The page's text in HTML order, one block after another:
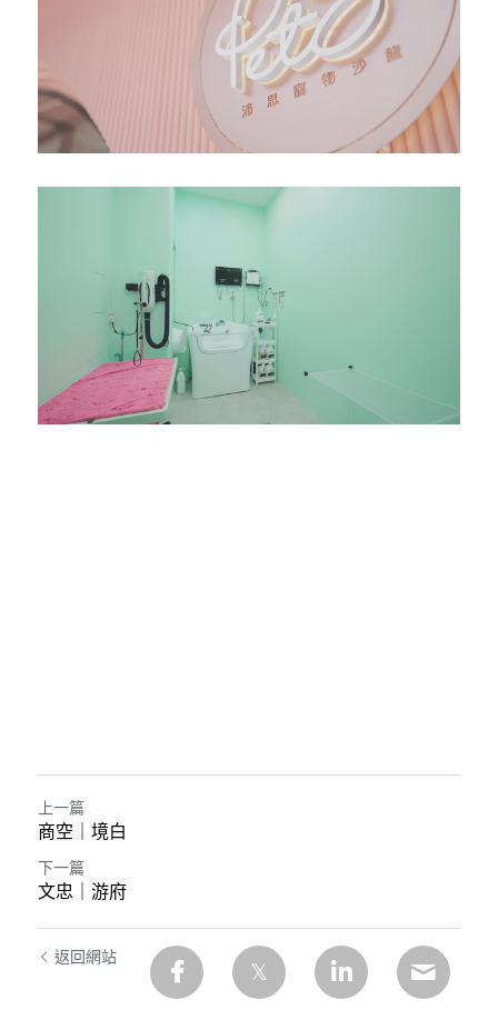
上一篇
商空｜境白
下一篇
文忠｜游府
返回網站